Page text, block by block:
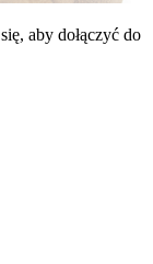
się, aby dołączyć do